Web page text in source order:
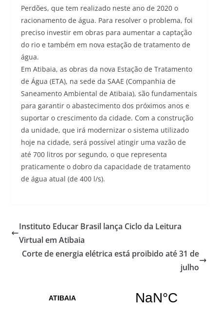
Perdões, que tem realizado neste ano de 2020 o
racionamento de água. Para resolver o problema, foi
preciso investir em obras para aumentar a captação
do rio e também em nova estação de tratamento de
água.
Em Atibaia, as obras da nova Estação de Tratamento
de Água (ETA), na sede da SAAE (Companhia de
Saneamento Ambiental de Atibaia), são fundamentais
para garantir o abastecimento dos próximos anos e
suportar o crescimento da cidade. Com a construção
da unidade, que irá modernizar o sistema utilizado
hoje na cidade, será possível atingir uma vazão de
até 700 litros por segundo, o que representa
praticamente o dobro da capacidade de tratamento
de água atual (de 400 l/s).
Instituto Educar Brasil lança Ciclo da Leitura
Virtual em Atibaia
Corte de energia elétrica está proibido até 31 de
julho